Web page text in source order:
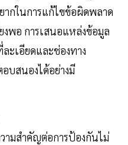
กในการแก้ไขข้อผิดพลาด
งพอ การเสนอแหล่งข้อมูล
เอียดและช่องทาง
บสนองได้อย่างมี
ามสำคัญต่อการป้องกันไม่